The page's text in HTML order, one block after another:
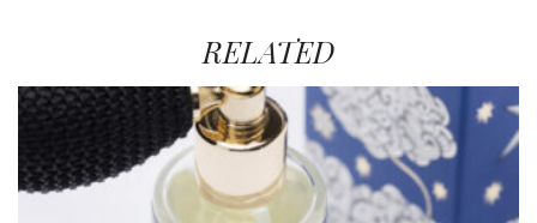
RELATED